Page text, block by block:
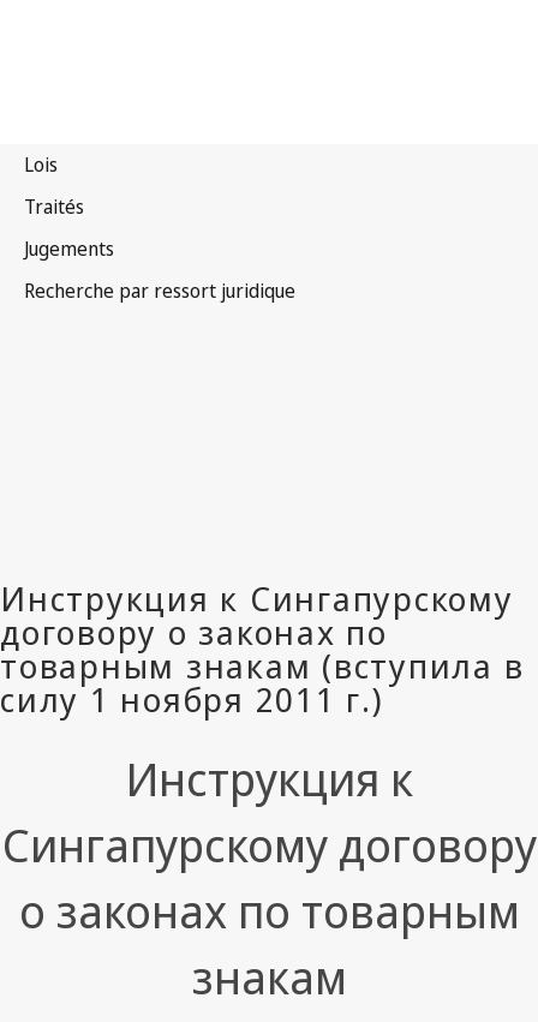
Инструкция к
Сингапурскому договору
о законах по товарным
знакам